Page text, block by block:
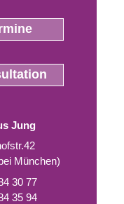
Jung
München)
30 77
35 94